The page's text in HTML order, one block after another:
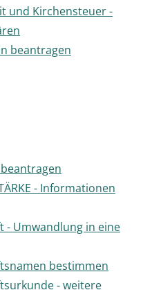
und Kirchensteuer -
beantragen
- Informationen
- Umwandlung in eine
bestimmen
- weitere